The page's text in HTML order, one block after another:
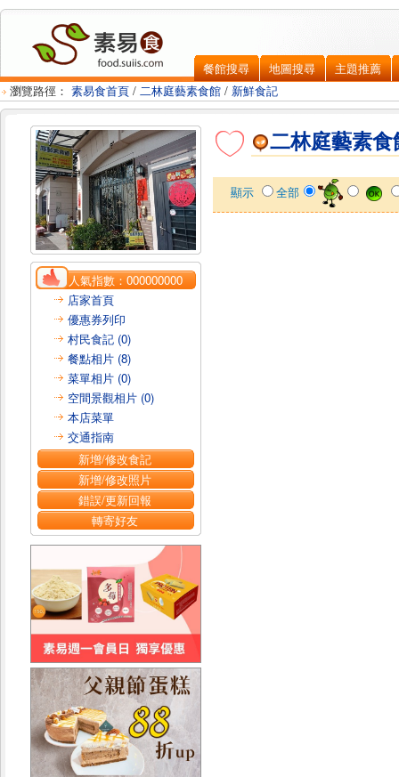
餐館搜尋 地圖搜尋
主題推薦
瀏覽路徑： 素易食首頁 / 二林庭藝素食館 / 新鮮食記
人氣指數：000000000
店家首頁
優惠券列印
村民食記 (0)
餐點相片 (8)
菜單相片 (0)
空間景觀相片 (0)
本店菜單
交通指南
新增/修改食記
新增/修改照片
錯誤/更新回報
轉寄好友
二林庭藝素食
顯示 全部